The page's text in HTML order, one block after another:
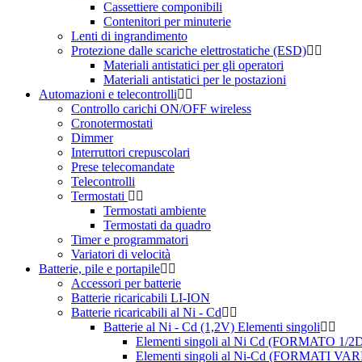
Cassettiere componibili
Contenitori per minuterie
Lenti di ingrandimento
Protezione dalle scariche elettrostatiche (ESD)
Materiali antistatici per gli operatori
Materiali antistatici per le postazioni
Automazioni e telecontrolli
Controllo carichi ON/OFF wireless
Cronotermostati
Dimmer
Interruttori crepuscolari
Prese telecomandate
Telecontrolli
Termostati
Termostati ambiente
Termostati da quadro
Timer e programmatori
Variatori di velocità
Batterie, pile e portapile
Accessori per batterie
Batterie ricaricabili LI-ION
Batterie ricaricabili al Ni - Cd
Batterie al Ni - Cd (1,2V) Elementi singoli
Elementi singoli al Ni Cd (FORMATO 1/
Elementi singoli al Ni-Cd (FORMATI